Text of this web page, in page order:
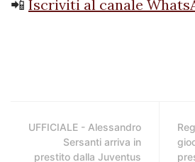
📲 Iscriviti al canale
UFFICIALE - Alessandro
Sersanti arriva in
prestito dalla Juventus